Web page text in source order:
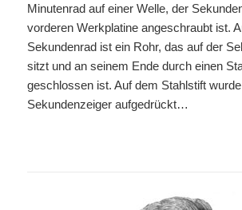
Minutenrad auf einer Welle, der
vorderen Werkplatine angeschraubt ist.
Sekundenrad ist ein Rohr, das auf der
sitzt und an seinem Ende durch einen
geschlossen ist. Auf dem Stahlstift
Sekundenzeiger aufgedrückt…